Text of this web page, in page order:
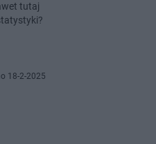
tutaj
18-2-2025